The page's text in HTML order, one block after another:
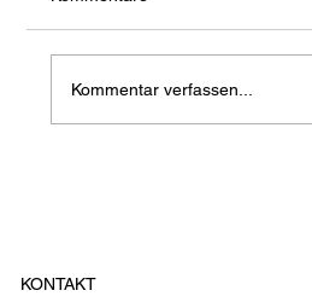
JKS Saisonauftakt 2026
Kommentar verfassen...
KONTAKT